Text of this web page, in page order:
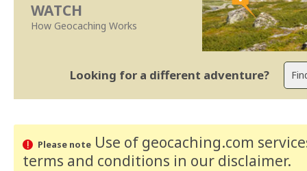
WATCH
How Geocaching Works
Looking for a different adventure?
Please noteUse of geocaching.com
terms and conditions in our disclaimer.